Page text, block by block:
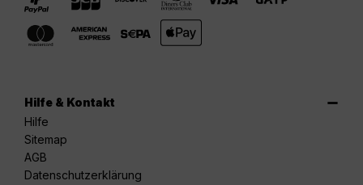
Hilfe & Kontakt
Hilfe
Sitemap
AGB
Datenschutzerklärung